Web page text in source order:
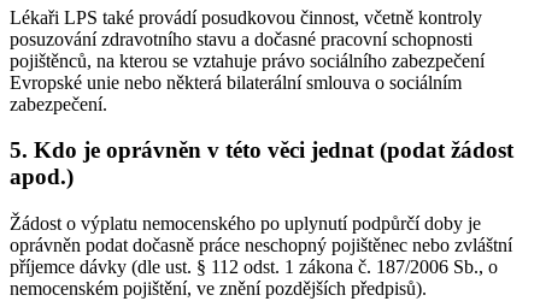
Lékaři LPS také provádí posudkovou činnost, včetně kontroly
posuzování zdravotního stavu a dočasné pracovní schopnosti
pojištěnců, na kterou se vztahuje právo sociálního zabezpečení
Evropské unie nebo některá bilaterální smlouva o sociálním
zabezpečení.
5. Kdo je oprávněn v této věci jednat (podat žádost
apod.)
Žádost o výplatu nemocenského po uplynutí podpůrčí doby je
oprávněn podat dočasně práce neschopný pojištěnec nebo zvláštní
příjemce dávky (dle ust. § 112 odst. 1 zákona č. 187/2006 Sb., o
nemocenském pojištění, ve znění pozdějších předpisů).